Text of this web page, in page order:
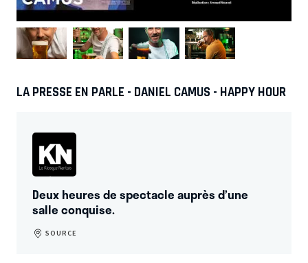
LA PRESSE EN PARLE - DANIEL CAMUS - HAPPY HOUR
Deux heures de spectacle auprès d’une
salle conquise.
SOURCE